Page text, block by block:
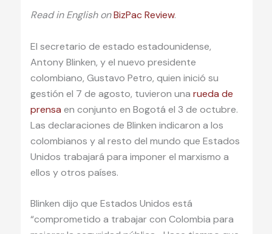
Read in English onBizPac Review.
El secretario de estado estadounidense,
Antony Blinken, y el nuevo presidente
colombiano, Gustavo Petro, quien inició su
gestión el 7 de agosto, tuvieron una rueda de
prensa en conjunto en Bogotá el 3 de octubre.
Las declaraciones de Blinken indicaron a los
colombianos y al resto del mundo que Estados
Unidos trabajará para imponer el marxismo a
ellos y otros países.
Blinken dijo que Estados Unidos está
“comprometido a trabajar con Colombia para